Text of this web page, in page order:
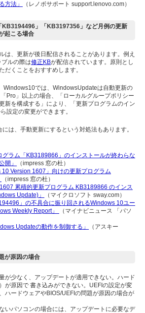
方法」
（レノボサポート support.lenovo.com）
KB3194496」「KB3197356」など月例の更新
起こる場合
は、更新が後日配信されることがあります。例え
ルの際は修正KBが配信されています。原則とし
だくことをおすすめします。
Windows10では、WindowsUpdateは自動更新の
Pro」以上の場合、「ローカルグループポリシー
新を構成する」により、「更新プログラムのイン
設定の変更ができます。
は、手動更新にするという対処法もあります。
グラム「KB3189866」のインストールが終わらな
開」
（impress 窓の杜）
10 Version 1607」向けの更新プログラム
（impress 窓の杜）
累積的更新プログラム KB3189866 のインス
Update)」
（マイクロソフト sway.com）
」の不具合に振り回されるWindows 10ユー
Weekly Report」
（マイナビニュース 「パソ
Updateの動作を制御する」
（アスキー
が原因の場合
が少なく、アップデートが適用できない。ハード
が原因で 書き込みができない。UEFIの設定が変
ハードウェアやBIOS/UEFIの問題が原因の場合が
いパソコンの場合には、アップデートに必要なデ